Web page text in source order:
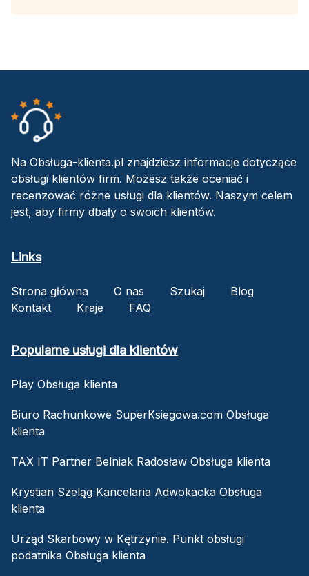
Na Obsługa-klienta.pl znajdziesz informacje dotyczące
obsługi klientów firm. Możesz także oceniać i
recenzować różne usługi dla klientów. Naszym celem
jest, aby firmy dbały o swoich klientów.
Links
Strona główna O nas Szukaj
Blog
Kontakt
Kraje FAQ
Popularne usługi dla klientów
Play Obsługa klienta
Biuro Rachunkowe SuperKsiegowa.com Obsługa
klienta
TAX IT Partner Belniak Radosław Obsługa klienta
Krystian Szeląg Kancelaria Adwokacka Obsługa
klienta
Urząd Skarbowy w Kętrzynie. Punkt obsługi
podatnika Obsługa klienta